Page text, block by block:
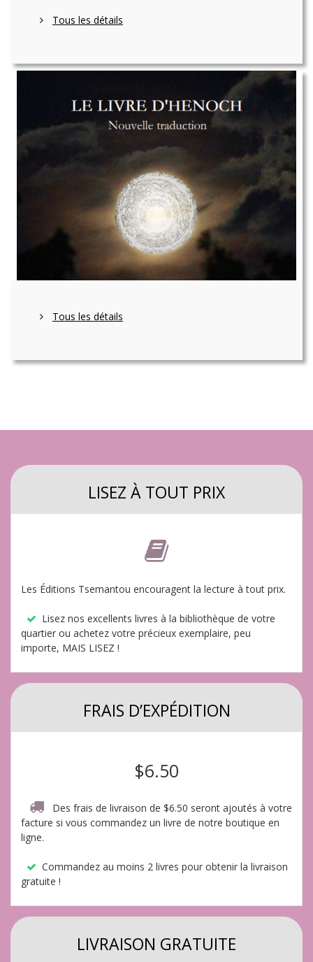
Tous les détails
Tous les détails
LISEZ À TOUT PRIX
Les Éditions Tsemantou encouragent la lecture à tout prix.
Lisez nos excellents livres à la bibliothèque de votre
quartier ou achetez votre précieux exemplaire, peu
importe, MAIS LISEZ !
FRAIS D’EXPÉDITION
$6.50
Des frais de livraison de $6.50 seront ajoutés à votre
facture si vous commandez un livre de notre boutique en
ligne.
Commandez au moins 2 livres pour obtenir la livraison
gratuite !
LIVRAISON GRATUITE